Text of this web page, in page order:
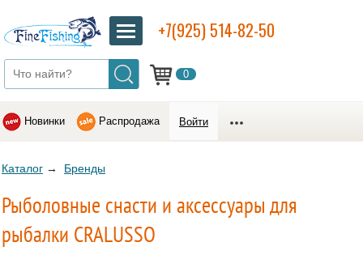
0
+7(925) 514-82-50
Новинки Распродажа Войти
Каталог → Бренды
Рыболовные снасти и аксессуары для
рыбалки CRALUSSO